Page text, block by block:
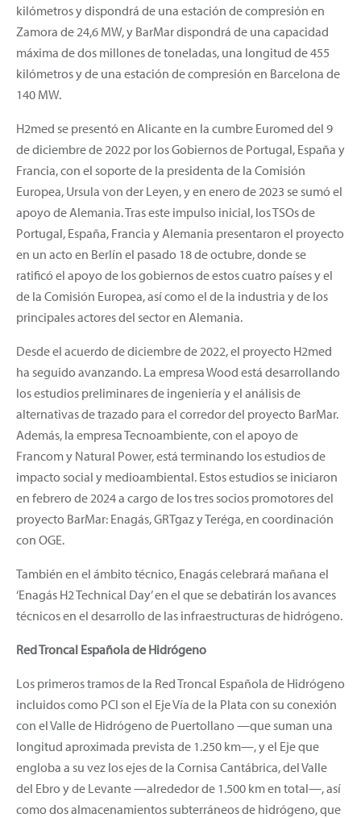
kilómetros y dispondrá de una estación de compresión en
Zamora de 24,6 MW, y BarMar dispondrá de una capacidad
máxima de dos millones de toneladas, una longitud de 455
kilómetros y de una estación de compresión en Barcelona de
140 MW.
H2med se presentó en Alicante en la cumbre Euromed del 9
de diciembre de 2022 por los Gobiernos de Portugal, España y
Francia, con el soporte de la presidenta de la Comisión
Europea, Ursula von der Leyen, y en enero de 2023 se sumó el
apoyo de Alemania. Tras este impulso inicial, los TSOs de
Portugal, España, Francia y Alemania presentaron el proyecto
en un acto en Berlín el pasado 18 de octubre, donde se
ratificó el apoyo de los gobiernos de estos cuatro países y el
de la Comisión Europea, así como el de la industria y de los
principales actores del sector en Alemania.
Desde el acuerdo de diciembre de 2022, el proyecto H2med
ha seguido avanzando. La empresa Wood está desarrollando
los estudios preliminares de ingeniería y el análisis de
alternativas de trazado para el corredor del proyecto BarMar.
Además, la empresa Tecnoambiente, con el apoyo de
Francom y Natural Power, está terminando los estudios de
impacto social y medioambiental. Estos estudios se iniciaron
en febrero de 2024 a cargo de los tres socios promotores del
proyecto BarMar: Enagás, GRTgaz y Teréga, en coordinación
con OGE.
También en el ámbito técnico, Enagás celebrará mañana el
‘Enagás H2 Technical Day’ en el que se debatirán los avances
técnicos en el desarrollo de las infraestructuras de hidrógeno.
Red Troncal Española de Hidrógeno
Los primeros tramos de la Red Troncal Española de Hidrógeno
incluidos como PCI son el Eje Vía de la Plata con su conexión
con el Valle de Hidrógeno de Puertollano —que suman una
longitud aproximada prevista de 1.250 km—, y el Eje que
engloba a su vez los ejes de la Cornisa Cantábrica, del Valle
del Ebro y de Levante —alrededor de 1.500 km en total—, así
como dos almacenamientos subterráneos de hidrógeno, que